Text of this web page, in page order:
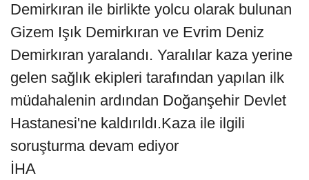
Demirkıran ile birlikte yolcu olarak bulunan
Gizem Işık Demirkıran ve Evrim Deniz
Demirkıran yaralandı. Yaralılar kaza yerine
gelen sağlık ekipleri tarafından yapılan ilk
müdahalenin ardından Doğanşehir Devlet
Hastanesi'ne kaldırıldı.Kaza ile ilgili
soruşturma devam ediyor
İHA